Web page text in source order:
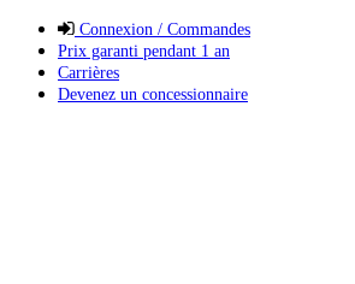
Connexion / Commandes
Prix garanti pendant 1 an
Carrières
Devenez un concessionnaire